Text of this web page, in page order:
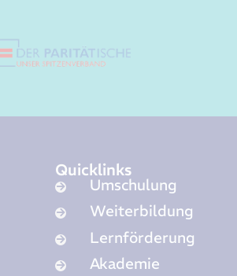
Quicklinks
Umschulung
Weiterbildung
Lernförderung
Akademie